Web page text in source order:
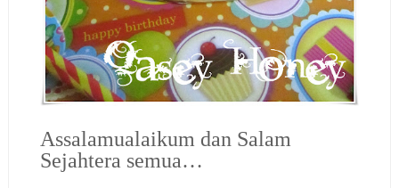
Assalamualaikum dan Salam
Sejahtera semua…